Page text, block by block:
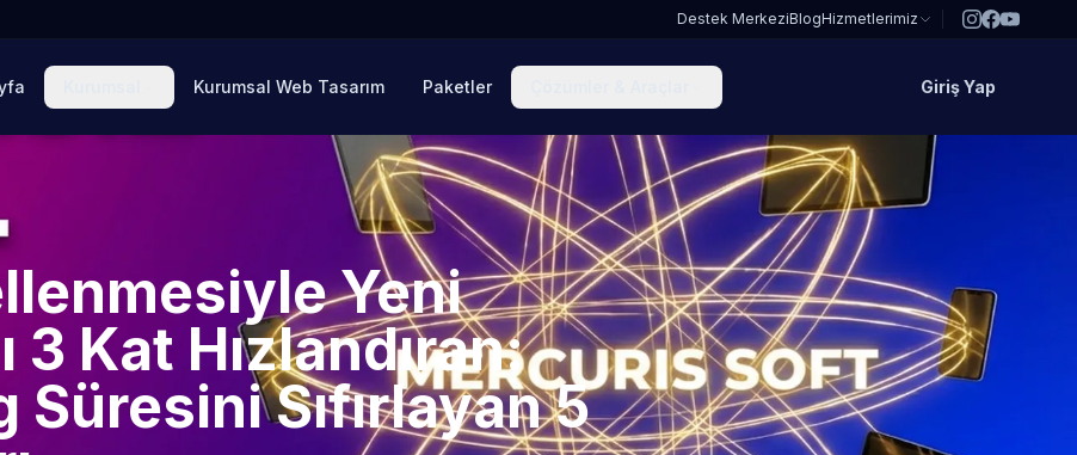
Destek MerkeziBlogHizmetlerimiz
Kurumsal Web Tasarım Paketler Giriş Yap
Yeni
3 Kat Hızlandıran:
Sıfırlayan 5